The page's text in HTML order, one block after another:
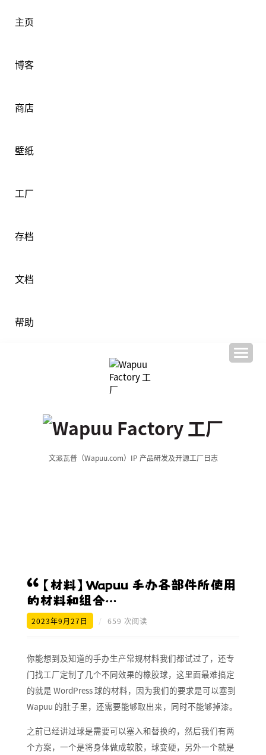
主页
博客
商店
壁纸
工厂
存档
文档
帮助
文派瓦普（Wapuu.com）IP 产品研发及开源工厂日志
【材料】Wapuu 手办各部件所使用
的材料和组合…
2023年9月27日 / 659 次阅读
你能想到及知道的手办生产常规材料我们都试过了，还专
门找工厂定制了几个不同效果的橡胶球，这里面最难搞定
的就是 WordPress 球的材料，因为我们的要求是可以塞到
Wapuu 的肚子里，还需要能够取出来，同时不能够掉漆。
之前已经讲过球是需要可以塞入和替换的，然后我们有两
个方案，一个是将身体做成软胶，球变硬，另外一个就是